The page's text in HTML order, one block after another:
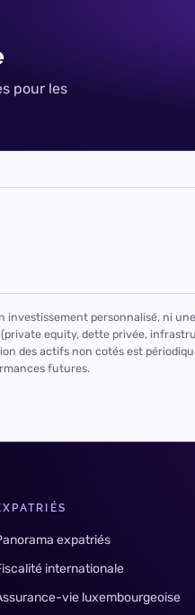
pour les
personnalisé, ni
equity, dette privée,
des actifs non cotés est
futures.
expatriés
internationale
vie luxembourgeoise